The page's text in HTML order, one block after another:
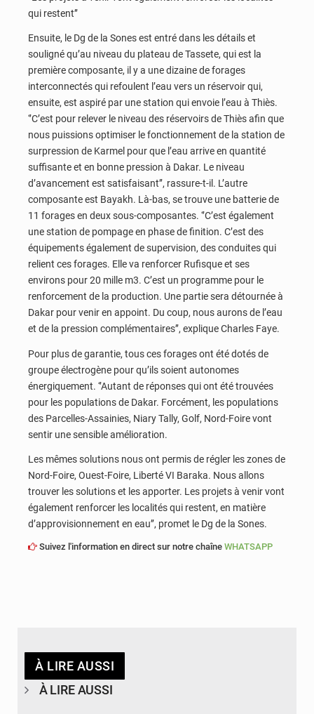
qui restent’’
Ensuite, le Dg de la Sones est entré dans les détails et
souligné qu’au niveau du plateau de Tassete, qui est la
première composante, il y a une dizaine de forages
interconnectés qui refoulent l’eau vers un réservoir qui,
ensuite, est aspiré par une station qui envoie l’eau à Thiès.
‘’C’est pour relever le niveau des réservoirs de Thiès afin que
nous puissions optimiser le fonctionnement de la station de
surpression de Karmel pour que l’eau arrive en quantité
suffisante et en bonne pression à Dakar. Le niveau
d’avancement est satisfaisant’’, rassure-t-il. L’autre
composante est Bayakh. Là-bas, se trouve une batterie de
11 forages en deux sous-composantes. ‘’C’est également
une station de pompage en phase de finition. C’est des
équipements également de supervision, des conduites qui
relient ces forages. Elle va renforcer Rufisque et ses
environs pour 20 mille m3. C’est un programme pour le
renforcement de la production. Une partie sera détournée à
Dakar pour venir en appoint. Du coup, nous aurons de l’eau
et de la pression complémentaires’’, explique Charles Faye.
Pour plus de garantie, tous ces forages ont été dotés de
groupe électrogène pour qu’ils soient autonomes
énergiquement. ‘’Autant de réponses qui ont été trouvées
pour les populations de Dakar. Forcément, les populations
des Parcelles-Assainies, Niary Tally, Golf, Nord-Foire vont
sentir une sensible amélioration.
Les mêmes solutions nous ont permis de régler les zones de
Nord-Foire, Ouest-Foire, Liberté VI Baraka. Nous allons
trouver les solutions et les apporter. Les projets à venir vont
également renforcer les localités qui restent, en matière
d’approvisionnement en eau’’, promet le Dg de la Sones.
Suivez l'information en direct sur notre chaîne WHATSAPP
À LIRE AUSSI
À LIRE AUSSI